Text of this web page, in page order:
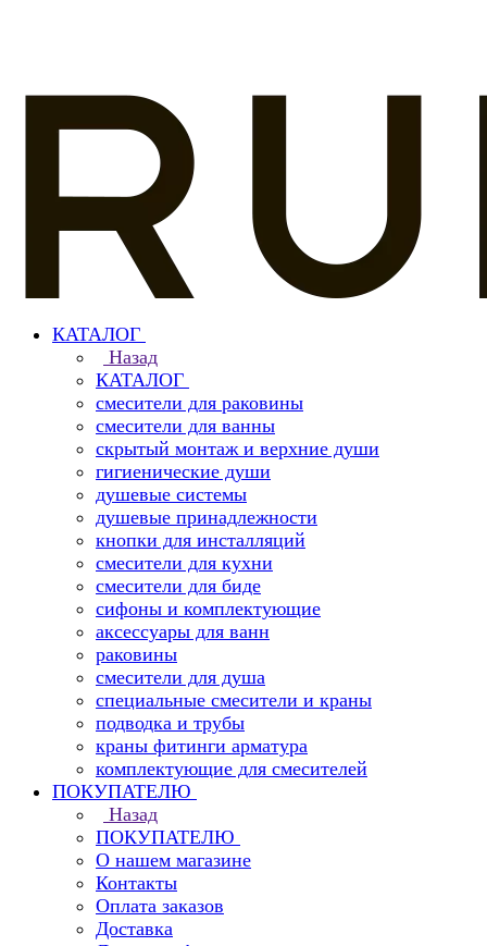
КАТАЛОГ
Назад
КАТАЛОГ
смесители для раковины
смесители для ванны
скрытый монтаж и верхние души
гигиенические души
душевые системы
душевые принадлежности
кнопки для инсталляций
смесители для кухни
смесители для биде
сифоны и комплектующие
аксессуары для ванн
раковины
смесители для душа
специальные смесители и краны
подводка и трубы
краны фитинги арматура
комплектующие для смесителей
ПОКУПАТЕЛЮ
Назад
ПОКУПАТЕЛЮ
О нашем магазине
Контакты
Оплата заказов
Доставка